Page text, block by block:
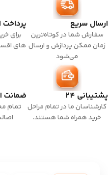
ارسال سریع
سفارش شما در کوتاه‌ترین
زمان ممکن پردازش و ارسال
می‌شود
برای
های
پشتیبانی ۲۴
کارشناسان ما در تمام مراحل
خرید همراه شما هستند.
ضمانت
تمام